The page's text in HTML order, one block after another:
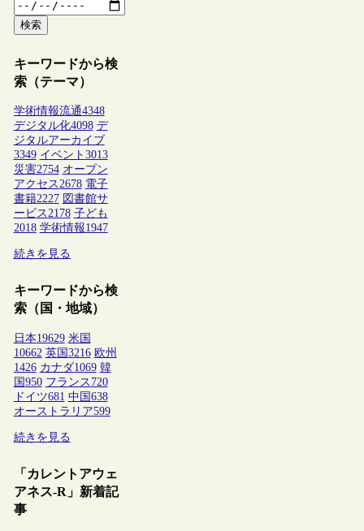
検索
キーワードから検
索（テーマ）
学術情報流通4348
デジタル化4098 デ
ジタルアーカイブ
3349 イベント 3013
災害2754 オープン
アクセス2678 電子
書籍2227 図書館サ
ービス2178 子ども
2018 学術情報1947
続きを見る
キーワードから検
索（国・地域）
日本19629 米国
10662 英国 3216 欧州
1426 カナダ1069 韓
国 950 フランス 720
ドイツ681 中国 638
オーストラリア599
続きを見る
「カレントアウェ
アネス-R」新着記
事